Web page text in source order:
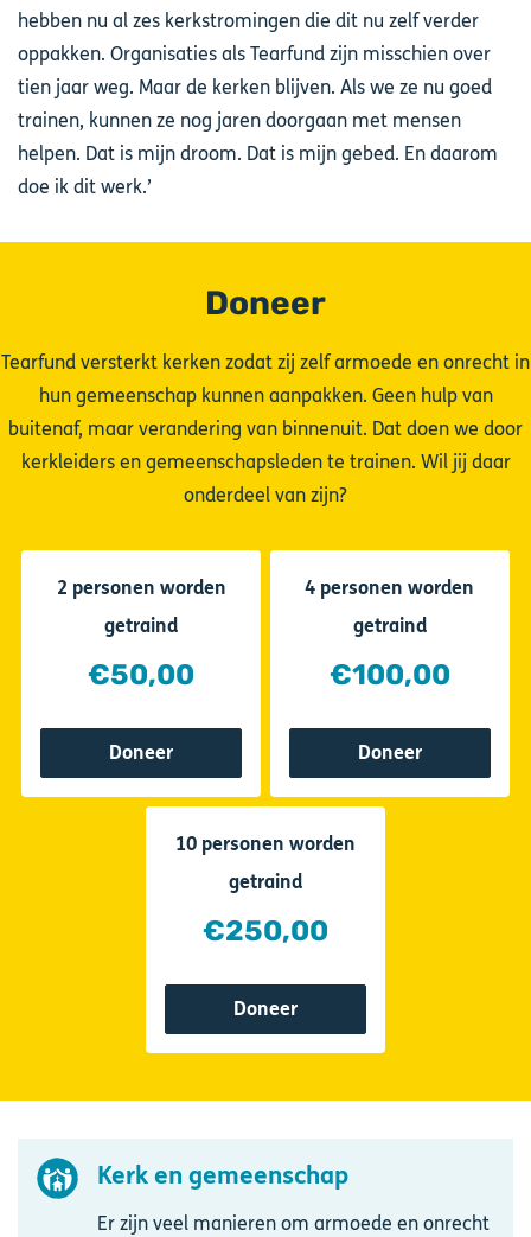
hebben nu al zes kerkstromingen die dit nu zelf verder
oppakken. Organisaties als Tearfund zijn misschien over
tien jaar weg. Maar de kerken blijven. Als we ze nu goed
trainen, kunnen ze nog jaren doorgaan met mensen
helpen. Dat is mijn droom. Dat is mijn gebed. En daarom
doe ik dit werk.’
Doneer
Tearfund versterkt kerken zodat zij zelf armoede en onrecht in
hun gemeenschap kunnen aanpakken. Geen hulp van
buitenaf, maar verandering van binnenuit. Dat doen we door
kerkleiders en gemeenschapsleden te trainen. Wil jij daar
onderdeel van zijn?
2 personen worden
getraind
€50,00
Doneer
4 personen worden
getraind
€100,00
Doneer
10 personen worden
getraind
€250,00
Doneer
AfbeeldingKerk en gemeenschap
Er zijn veel manieren om armoede en onrecht